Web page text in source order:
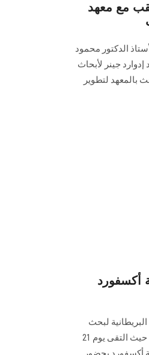
مع معهد
الدكتور محمود
جينر لأبحاث
بالمعهد لتطوير
أكسفورد
لبحث
أوجه التعاون الأكاديمي المشترك وذلك خلال زيارته للمملكة المتحدة، حيث التقى يوم 21